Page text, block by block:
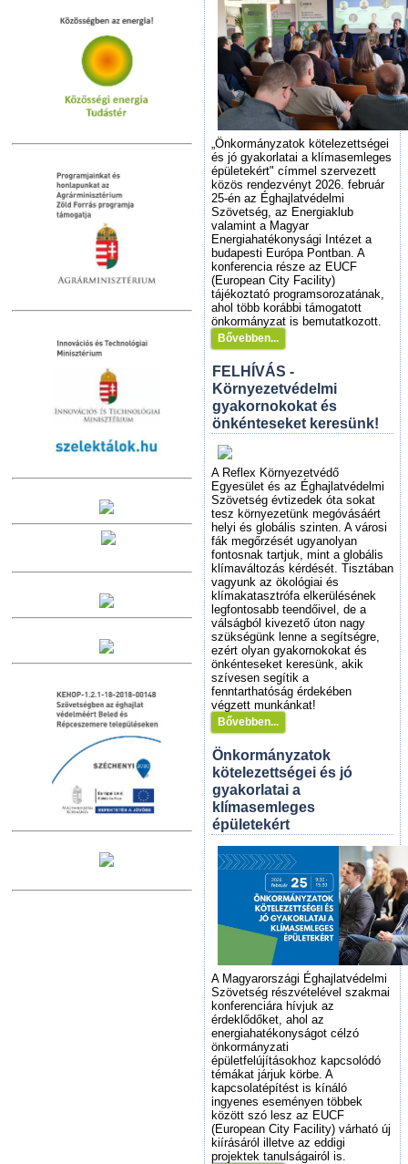
„Önkormányzatok kötelezettségei
és jó gyakorlatai a klímasemleges
épületekért" címmel szervezett
közös rendezvényt 2026. február
25-én az Éghajlatvédelmi
Szövetség, az Energiaklub
valamint a Magyar
Energiahatékonysági Intézet a
budapesti Európa Pontban. A
konferencia része az EUCF
(European City Facility)
tájékoztató programsorozatának,
ahol több korábbi támogatott
önkormányzat is bemutatkozott.
Bővebben...
FELHÍVÁS -
Környezetvédelmi
gyakornokokat és
önkénteseket keresünk!
A Reflex Környezetvédő
Egyesület és az Éghajlatvédelmi
Szövetség évtizedek óta sokat
tesz környezetünk megóvásáért
helyi és globális szinten. A városi
fák megőrzését ugyanolyan
fontosnak tartjuk, mint a globális
klímaváltozás kérdését. Tisztában
vagyunk az ökológiai és
klímakatasztrófa elkerülésének
legfontosabb teendőivel, de a
válságból kivezető úton nagy
szükségünk lenne a segítségre,
ezért olyan gyakornokokat és
önkénteseket keresünk, akik
szívesen segítik a
fenntarthatóság érdekében
végzett munkánkat!
Bővebben...
Önkormányzatok
kötelezettségei és jó
gyakorlatai a
klímasemleges
épületekért
A Magyarországi Éghajlatvédelmi
Szövetség részvételével szakmai
konferenciára hívjuk az
érdeklődőket, ahol az
energiahatékonyságot célzó
önkormányzati
épületfelújításokhoz kapcsolódó
témákat járjuk körbe. A
kapcsolatépítést is kínáló
ingyenes eseményen többek
között szó lesz az EUCF
(European City Facility) várható új
kiírásáról illetve az eddigi
projektek tanulságairól is.